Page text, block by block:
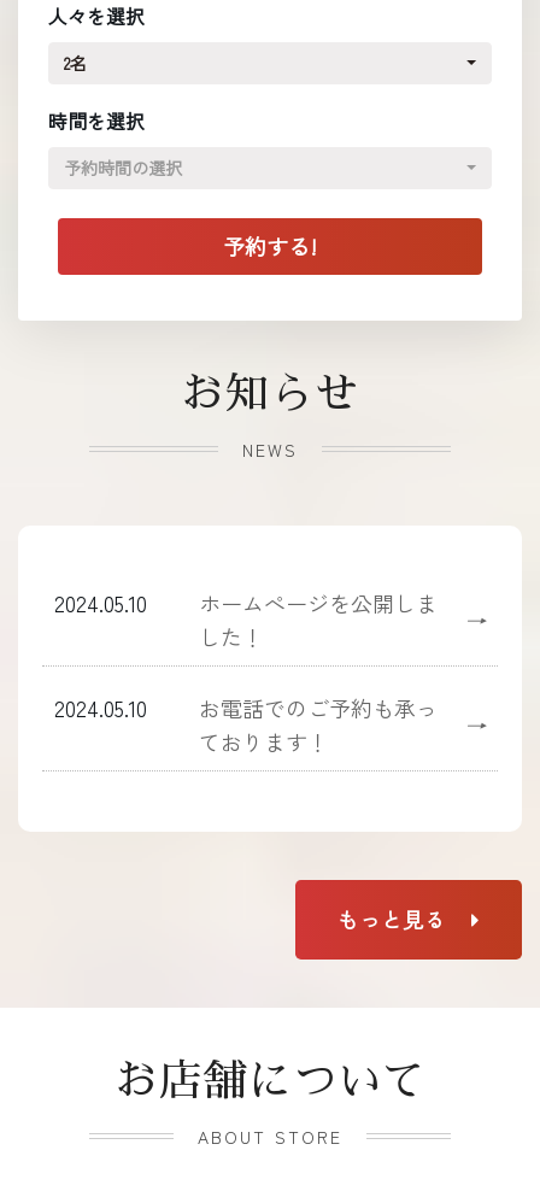
人々を選択
2名
時間を選択
予約時間の選択
お知らせ
NEWS
2024.05.10
ホームぺージを公開しま
した！
→
2024.05.10
お電話でのご予約も承っ
ております！
→
もっと見る
お店舗について
ABOUT STORE